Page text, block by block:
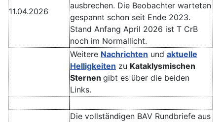
11.04.2026
ausbrechen. Die Beobachter warteten
gespannt schon seit Ende 2023.
Stand Anfang April 2026 ist T CrB
noch im Normallicht.
Weitere Nachrichten und aktuelle
Helligkeiten zu Kataklysmischen
Sternen gibt es über die beiden
Links.
Die vollständigen BAV Rundbriefe aus